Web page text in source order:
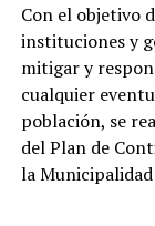
Por el lado de
energía son
Alimentación
las inversiones
municipales en
En tanto que los
Con el objetivo
instituciones y
mitigar y
cualquier
población, se
del Plan de
la Municipalidad